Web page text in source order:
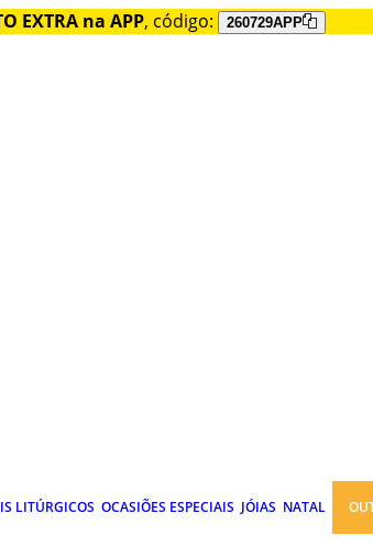
EXTRA na APP, código: 260729APP
LITÚRGICOS OCASIÕES ESPECIAIS JÓIAS NATAL